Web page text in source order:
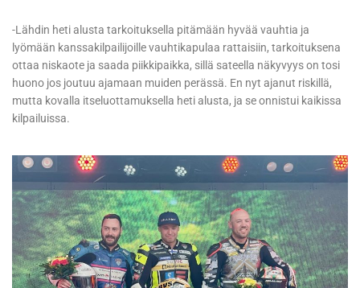
-Lähdin heti alusta tarkoituksella pitämään hyvää vauhtia ja
lyömään kanssakilpailijoille vauhtikapulaa rattaisiin, tarkoituksena
ottaa niskaote ja saada piikkipaikka, sillä sateella näkyvyys on tosi
huono jos joutuu ajamaan muiden perässä. En nyt ajanut riskillä,
mutta kovalla itseluottamuksella heti alusta, ja se onnistui kaikissa
kilpailuissa.